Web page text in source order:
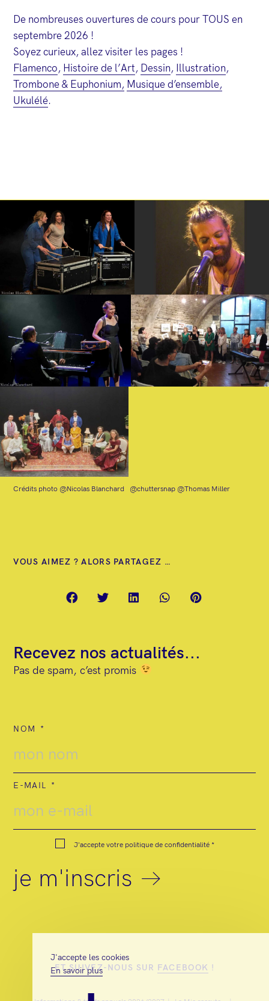
De nombreuses ouvertures de cours pour TOUS en
septembre 2026 !
Soyez curieux, allez visiter les pages !
Flamenco, Histoire de l’Art, Dessin, Illustration,
Trombone & Euphonium, Musique d’ensemble,
Ukulélé.
Crédits photo @Nicolas Blanchard @chuttersnap @Thomas Miller
VOUS AIMEZ ? ALORS PARTAGEZ …
Recevez nos actualités...
Pas de spam, c’est promis
NOM
E-MAIL
J'accepte votre politique de confidentialité*
je m'inscris
ET SUIVEZ-NOUS SUR FACEBOOK !
J'accepte les cookies
En savoir plus